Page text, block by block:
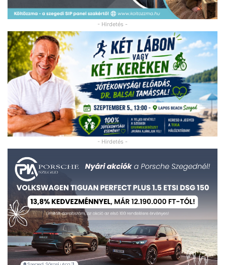
- Hirdetés -
- Hirdetés -